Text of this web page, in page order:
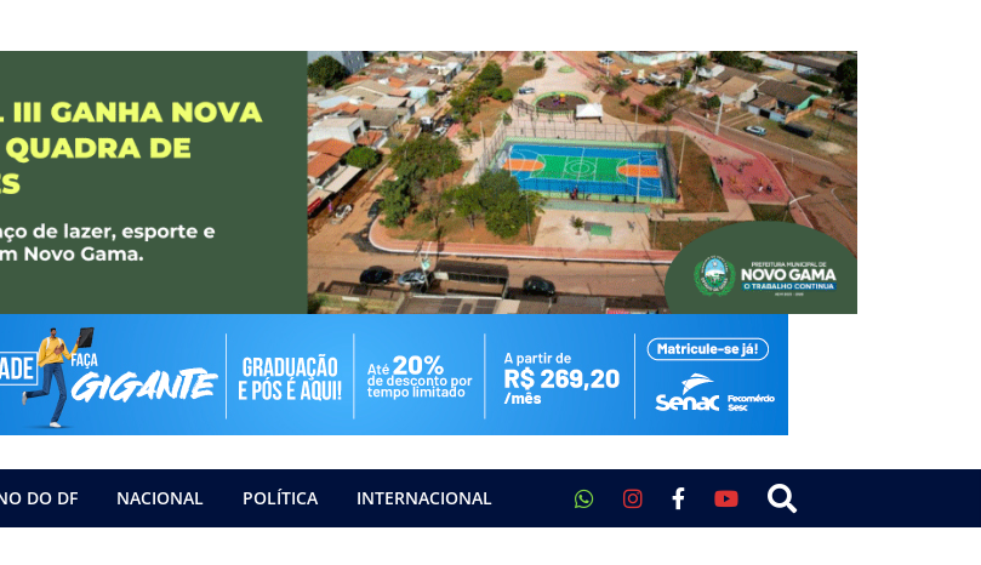
DO DF NACIONAL POLÍTICA INTERNACIONAL